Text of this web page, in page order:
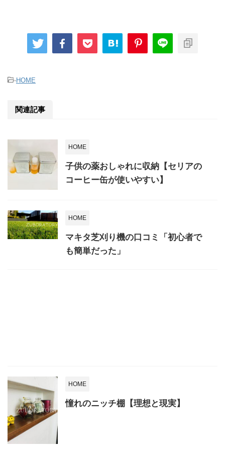
-HOME
関連記事
HOME
子供の薬おしゃれに収納【セリアの
コーヒー缶が使いやすい】
HOME
マキタ芝刈り機の口コミ「初心者で
も簡単だった」
HOME
憧れのニッチ棚【理想と現実】